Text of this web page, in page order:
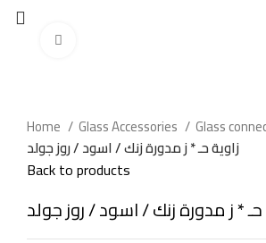
Home Glass Accessories
Glass
زاوية حـ * ز مدورة زنك / اسود / روز جولد
Back to products
حـ * ز مدورة زنك / اسود / روز جولد